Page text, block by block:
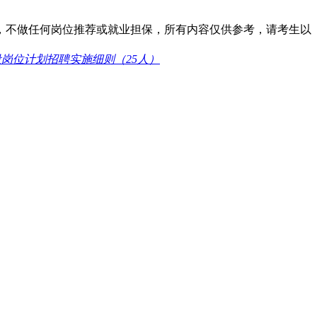
做任何岗位推荐或就业担保，所有内容仅供参考，请考生以
位计划招聘实施细则（25人）